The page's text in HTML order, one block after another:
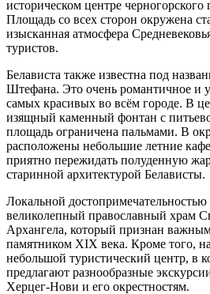
историческом центре
Площадь со всех сторон окружена
изысканная атмосфера
туристов.
Белависта также известна под
Штефана. Это очень романтичное и
самых красивых во всём городе. В
изящный каменный фонтан с
площадь ограничена пальмами. В
расположены небольшие летние
приятно пережидать полуденную
старинной архитектурой Белависты.
Локальной
великолепный православный храм
Архангела, который признан
памятником XIX века. Кроме того,
небольшой туристический центр, в
предлагают разнообразные
Херцег-Нови и его окрестностям.